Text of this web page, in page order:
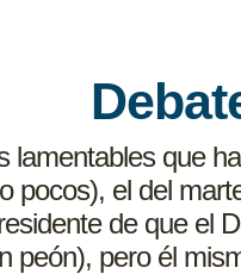
lamentables que
pocos), el del
de que el
peón), pero él